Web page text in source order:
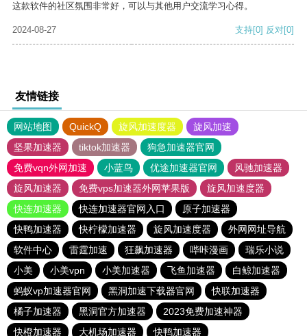
这款软件的社区氛围非常好，可以与其他用户交流学习心得。
2024-08-27 支持[0] 反对[0]
友情链接
网站地图 QuickQ 旋风加速度器
旋风加速
坚果加速器
tiktok加速器
狗急加速器官网
免费vqn外网加速
小蓝鸟 优途加速器官网
风驰加速器
旋风加速器
免费vps加速器外网苹果版
旋风加速度器
快连加速器
快连加速器官网入口
原子加速器
快鸭加速器
快柠檬加速器 旋风加速度器
外网网址导航
软件中心
雷霆加速 狂飙加速器 哔咔漫画
瑞乐小说
小美
小美vpn 小美加速器 飞鱼加速器
白鲸加速器
蚂蚁vp加速器官网
黑洞加速下载器官网
快联加速器
橘子加速器
黑洞官方加速器
2023免费加速神器
快橙加速器
大机场加速器 快鸭加速器